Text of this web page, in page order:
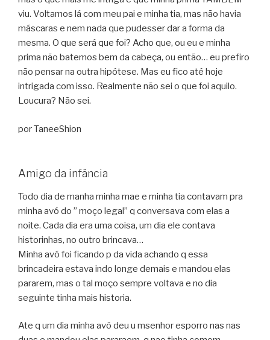
viu. Voltamos lá com meu pai e minha tia, mas não havia
máscaras e nem nada que pudesser dar a forma da
mesma. O que será que foi? Acho que, ou eu e minha
prima não batemos bem da cabeça, ou então… eu prefiro
não pensar na outra hipótese. Mas eu fico até hoje
intrigada com isso. Realmente não sei o que foi aquilo.
Loucura? Não sei.
por TaneeShion
Amigo da infância
Todo dia de manha minha mae e minha tia contavam pra
minha avó do ” moço legal” q conversava com elas a
noite. Cada dia era uma coisa, um dia ele contava
historinhas, no outro brincava…
Minha avó foi ficando p da vida achando q essa
brincadeira estava indo longe demais e mandou elas
pararem, mas o tal moço sempre voltava e no dia
seguinte tinha mais historia.
Ate q um dia minha avó deu u msenhor esporro nas nas